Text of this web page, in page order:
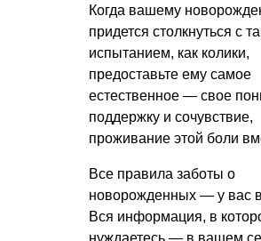
Когда вашему
придется столкнуться с
испытанием, как колики,
предоставьте ему самое
естественное — свое
поддержку и сочувствие,
проживание этой боли
Все правила заботы о
новорожденных — у вас
Вся информация, в